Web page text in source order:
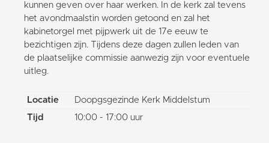
kunnen geven over haar werken. In de kerk zal tevens
het avondmaalstin worden getoond en zal het
kabinetorgel met pijpwerk uit de 17e eeuw te
bezichtigen zijn. Tijdens deze dagen zullen leden van
de plaatselijke commissie aanwezig zijn voor eventuele
uitleg.
Locatie
Doopgsgezinde Kerk Middelstum
Tijd
10:00 - 17:00 uur